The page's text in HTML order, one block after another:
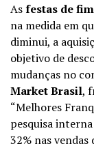
Asfestas de
na medida em
diminui, a
objetivo de
mudanças no
Market Brasil,
“Melhores
pesquisa
32% nas